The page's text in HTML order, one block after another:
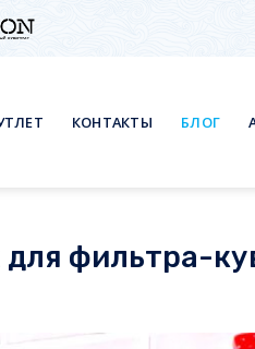
КОНТАКТЫ БЛОГ
фильтра-